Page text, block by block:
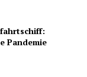
Pandemie